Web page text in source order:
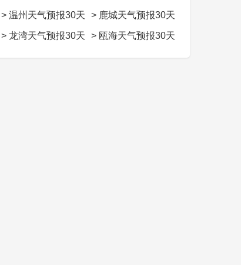
> 温州天气预报30天 > 鹿城天气预报30天
> 龙湾天气预报30天 > 瓯海天气预报30天